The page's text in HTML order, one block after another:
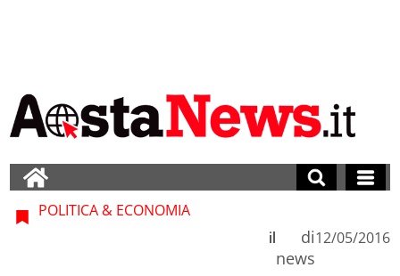
POLITICA & ECONOMIA
di
news
il 12/05/2016